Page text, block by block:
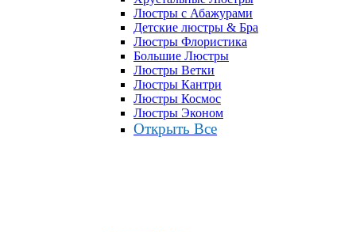
Люстры с Абажурами
Детские люстры & Бра
Люстры Флористика
Большие Люстры
Люстры Ветки
Люстры Кантри
Люстры Космос
Люстры Эконом
Открыть Все